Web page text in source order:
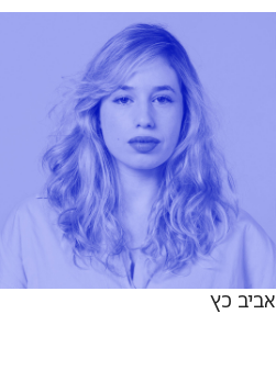
אביב כץ